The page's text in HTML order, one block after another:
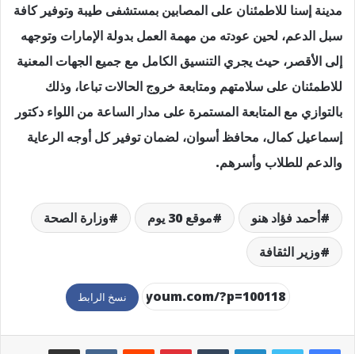
مدينة إسنا للاطمئنان على المصابين بمستشفى طيبة وتوفير كافة
سبل الدعم، لحين عودته من مهمة العمل بدولة الإمارات وتوجهه
إلى الأقصر، حيث يجري التنسيق الكامل مع جميع الجهات المعنية
للاطمئنان على سلامتهم ومتابعة خروج الحالات تباعا، وذلك
بالتوازي مع المتابعة المستمرة على مدار الساعة من اللواء دكتور
إسماعيل كمال، محافظ أسوان، لضمان توفير كل أوجه الرعاية
والدعم للطلاب وأسرهم.
أحمد فؤاد هنو موقع 30 يوم
وزارة الصحة
وزير الثقافة
نسخ الرابط
لينكدإن بينتيريست مشاركة عبر البريد